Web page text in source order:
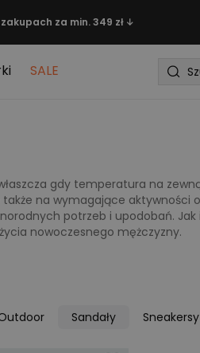
za min. 349 zł ↓
SALE
gdy temperatura na
na wymagające aktywności
potrzeb i upodobań.
nowoczesnego mężczyzny.
Sandały Sneakersy